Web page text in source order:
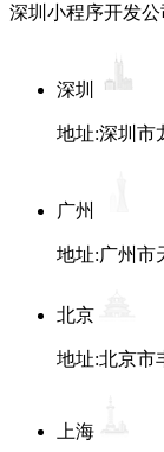
深圳小程序开发公
深圳
地址:深圳市
广州
地址:广州市
北京
地址:北京市
上海